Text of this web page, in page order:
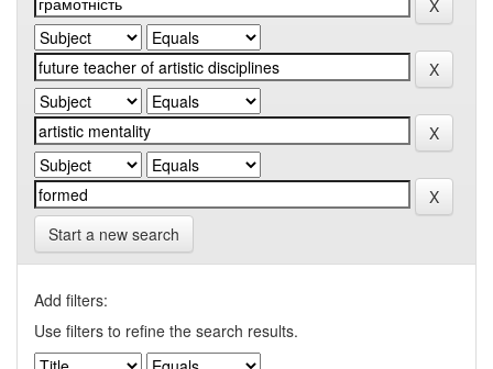
Start a new search
Add filters:
Use filters to refine the search results.